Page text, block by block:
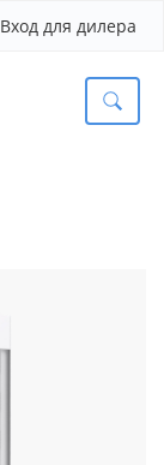
Вход для дилера